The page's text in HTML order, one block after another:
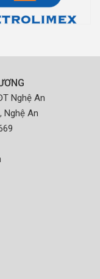
Nghệ An
Nghệ An